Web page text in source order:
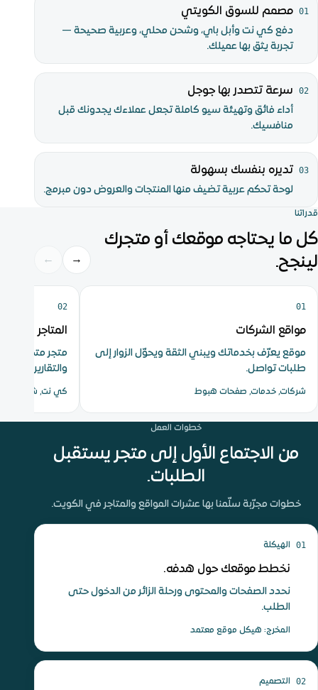
01 مصمم للسوق الكويتي
دفع كي نت وأبل باي، وشحن محلي، وعربية صحيحة —
تجربة يثق بها عميلك.
02 سرعة تتصدر بها جوجل
أداء فائق وتهيئة سيو كاملة تجعل عملاءك يجدونك قبل
منافسيك.
03 تديره بنفسك بسهولة
لوحة تحكم عربية تضيف منها المنتجات والعروض دون مبرمج.
قدراتنا
كل ما يحتاجه موقعك أو متجرك
لينجح.
→
←
01
مواقع الشركات
موقع يعرّف بخدماتك ويبني الثقة ويحوّل الزوار إلى
طلبات تواصل.
شركات, خدمات, صفحات هبوط
02
المتاجر
متجر متكامل
والتقارير.
كي نت, شحن,
خطوات العمل
من الاجتماع الأول إلى متجر يستقبل
الطلبات.
خطوات مجرّبة سلّمنا بها عشرات المواقع والمتاجر في الكويت.
01 الهيكلة
نخطط موقعك حول هدفه.
نحدد الصفحات والمحتوى ورحلة الزائر من الدخول حتى
الطلب.
المخرج: هيكل موقع معتمد
02 التصميم